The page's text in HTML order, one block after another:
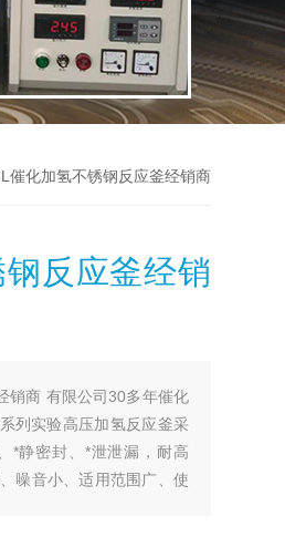
催化加氢不锈钢反应釜经销商
反应釜经销
销商 有限公司30多年催化
列实验高压加氢反应釜采
*静密封、*泄泄漏，耐高
噪音小、适用范围广、使